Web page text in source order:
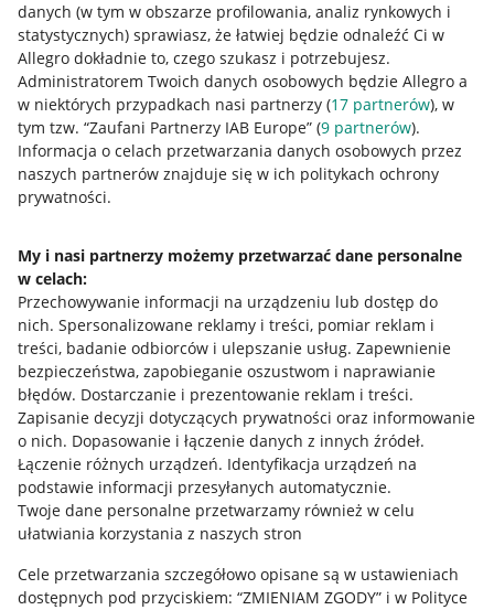
danych (w tym w obszarze profilowania, analiz rynkowych i
statystycznych) sprawiasz, że łatwiej będzie odnaleźć Ci w
Allegro dokładnie to, czego szukasz i potrzebujesz.
Administratorem Twoich danych osobowych będzie Allegro a
w niektórych przypadkach nasi partnerzy (17 partnerów), w
tym tzw. “Zaufani Partnerzy IAB Europe” (9 partnerów).
Informacja o celach przetwarzania danych osobowych przez
naszych partnerów znajduje się w ich politykach ochrony
prywatności.
My i nasi partnerzy możemy przetwarzać dane personalne
w celach:
Przechowywanie informacji na urządzeniu lub dostęp do
nich. Spersonalizowane reklamy i treści, pomiar reklam i
treści, badanie odbiorców i ulepszanie usług. Zapewnienie
bezpieczeństwa, zapobieganie oszustwom i naprawianie
błędów. Dostarczanie i prezentowanie reklam i treści.
Zapisanie decyzji dotyczących prywatności oraz informowanie
o nich. Dopasowanie i łączenie danych z innych źródeł.
Łączenie różnych urządzeń. Identyfikacja urządzeń na
podstawie informacji przesyłanych automatycznie.
Twoje dane personalne przetwarzamy również w celu
ułatwiania korzystania z naszych stron
Cele przetwarzania szczegółowo opisane są w ustawieniach
dostępnych pod przyciskiem: “ZMIENIAM ZGODY” i w Polityce
Przydatne informacje
Jak to działa
Allegro Gadane dla sprzedających
Allegro Gadane dla kupujących
Mapa miejscowości
Informacje prawne
Regulamin
Polityka plików "cookies"
Ustawienia plików "cookies"
Udostępnianie lokalizacji